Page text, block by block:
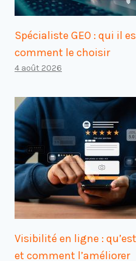
Spécialiste GEO : qui il
comment le choisir
4 août 2026
Visibilité en ligne :
et comment l’améliorer